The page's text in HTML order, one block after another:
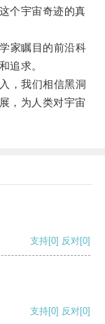
个宇宙奇迹的真
家瞩目的前沿科
追求。
，我们相信黑洞
，为人类对宇宙
支持[0] 反对[0]
支持[0] 反对[0]